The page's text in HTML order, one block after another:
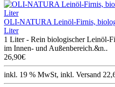
OLI-NATURA Leinöl-Firnis,
Liter
1 Liter - Rein biologischer Leinöl-
im Innen- und Außenbereich.&n..
26,90€
inkl. 19 % MwSt, inkl. Versand